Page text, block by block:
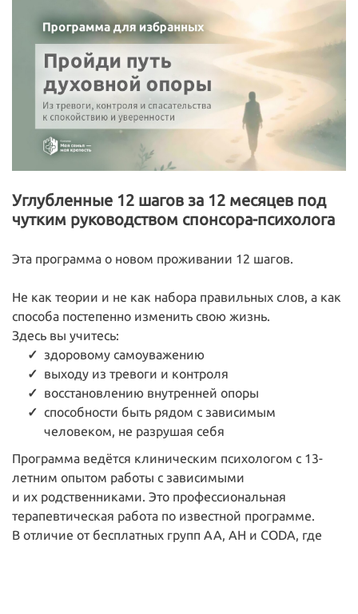
Углубленные 12 шагов за 12 месяцев под
чутким руководством спонсора-психолога
Эта программа о новом проживании 12 шагов.
Не как теории и не как набора правильных слов, а как
способа постепенно изменить свою жизнь.
Здесь вы учитесь:
здоровому самоуважению
выходу из тревоги и контроля
восстановлению внутренней опоры
способности быть рядом с зависимым
человеком, не разрушая себя
Программа ведётся клиническим психологом с 13-
летним опытом работы с зависимыми
и их родственниками. Это профессиональная
терапевтическая работа по известной программе.
В отличие от бесплатных групп АА, АН и CODA, где